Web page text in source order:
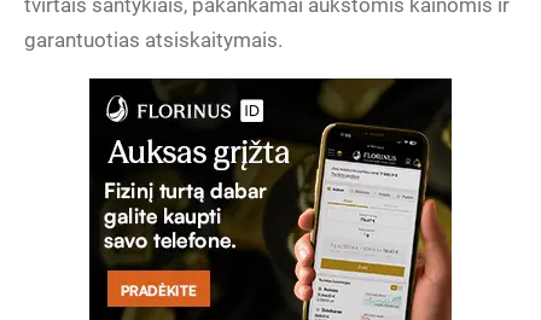
tvirtais santykiais, pakankamai aukštomis kainomis ir
garantuotias atsiskaitymais.